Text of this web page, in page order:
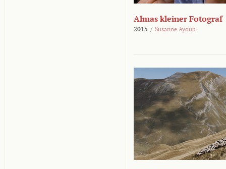
Almas kleiner Fotograf
2015 / Susanne Ayoub